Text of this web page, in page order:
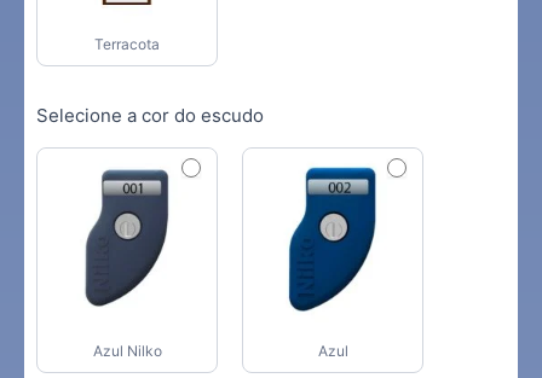
Terracota
Selecione a cor do escudo
Azul Nilko Azul